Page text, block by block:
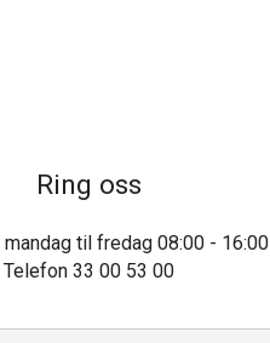
Ring oss
til fredag 08:00 - 16:00
Telefon 33 00 53 00